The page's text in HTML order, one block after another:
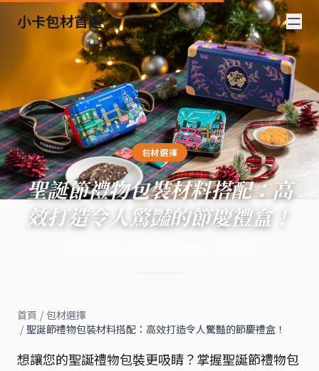
小卡包材首選
包材選擇
聖誕節禮物包裝材料搭配：高
效打造令人驚豔的節慶禮盒！
首頁 / 包材選擇
/ 聖誕節禮物包裝材料搭配：高效打造令人驚豔的節慶禮盒！
想讓您的聖誕禮物包裝更吸睛？掌握聖誕節禮物包